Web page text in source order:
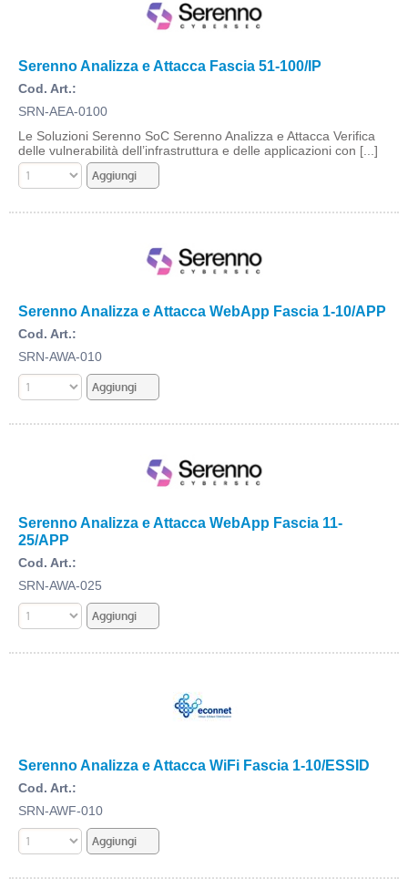
Serenno Analizza e Attacca Fascia 51-100/IP
Cod. Art.:
SRN-AEA-0100
Le Soluzioni Serenno SoC Serenno Analizza e Attacca Verifica
delle vulnerabilità dell’infrastruttura e delle applicazioni con [...]
Serenno Analizza e Attacca WebApp Fascia 1-10/APP
Cod. Art.:
SRN-AWA-010
Serenno Analizza e Attacca WebApp Fascia 11-
25/APP
Cod. Art.:
SRN-AWA-025
Serenno Analizza e Attacca WiFi Fascia 1-10/ESSID
Cod. Art.:
SRN-AWF-010